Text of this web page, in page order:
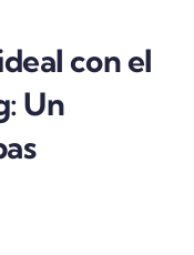
con el
Un